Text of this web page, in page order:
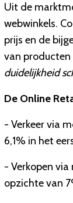
Uit de
webwinkels.
prijs en de
van producten
duidelijkheid
De Online
- Verkeer via
6,1% in het
- Verkopen
opzichte van